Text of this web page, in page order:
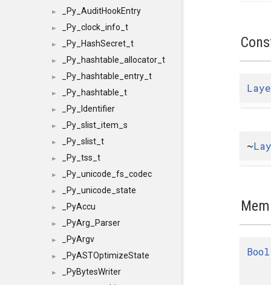
► _Py_AuditHookEntry
► _Py_clock_info_t
► _Py_HashSecret_t
► _Py_hashtable_allocator_t
► _Py_hashtable_entry_t
► _Py_hashtable_t
► _Py_Identifier
► _Py_slist_item_s
► _Py_slist_t
► _Py_tss_t
► _Py_unicode_fs_codec
► _Py_unicode_state
► _PyAccu
► _PyArg_Parser
► _PyArgv
► _PyASTOptimizeState
►
_PyBytesWriter
~
Bool